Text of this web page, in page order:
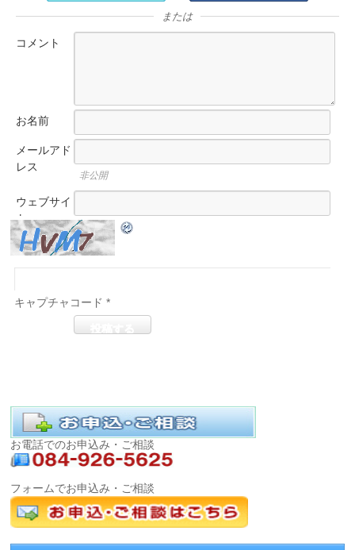
または
コメント
お名前
メールアド
レス
非公開
ウェブサイ
ト
キャプチャコード *
お電話でのお申込み・ご相談
フォームでお申込み・ご相談